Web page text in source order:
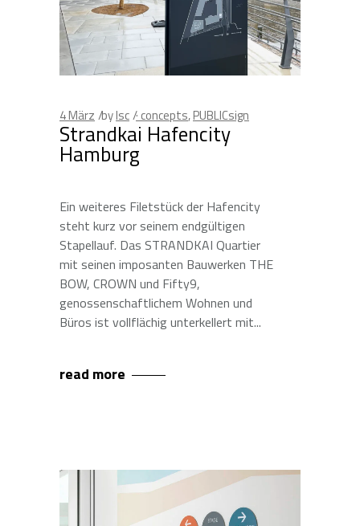
4März bylsc · concepts,PUBLICsign
Strandkai Hafencity
Hamburg
Ein weiteres Filetstück der Hafencity
steht kurz vor seinem endgültigen
Stapellauf. Das STRANDKAI Quartier
mit seinen imposanten Bauwerken THE
BOW, CROWN und Fifty9,
genossenschaftlichem Wohnen und
Büros ist vollflächig unterkellert mit
read more